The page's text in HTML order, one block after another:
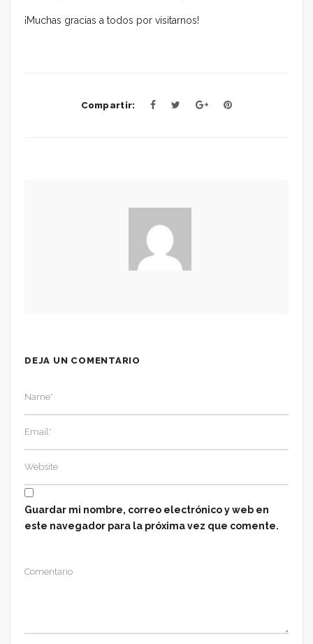
¡Muchas gracias a todos por visitarnos!
Compartir:
DEJA UN COMENTARIO
Guardar mi nombre, correo electrónico y web en
este navegador para la próxima vez que comente.